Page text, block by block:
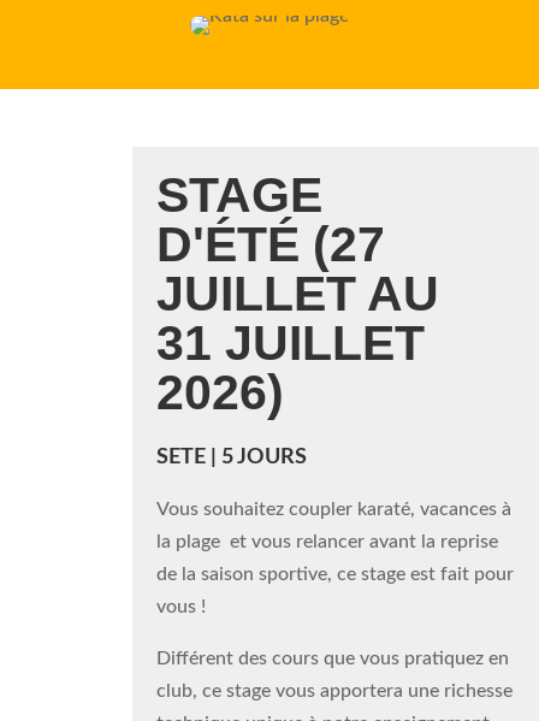
STAGE
D'ÉTÉ (27
JUILLET AU
31 JUILLET
2026)
SETE | 5 JOURS
Vous souhaitez coupler karaté, vacances à
la plage et vous relancer avant la reprise
de la saison sportive, ce stage est fait pour
vous !
Différent des cours que vous pratiquez en
club, ce stage vous apportera une richesse